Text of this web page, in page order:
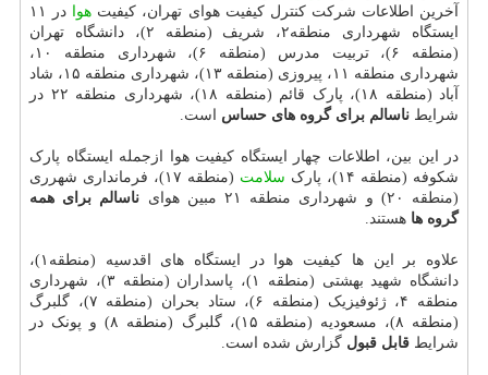
آخرین اطلاعات شرکت کنترل کیفیت هوای تهران، کیفیت هوا
در ۱۱
ایستگاه شهرداری منطقه۲، شریف (منطقه ۲)، دانشگاه تهران
(منطقه ۶)، تربیت مدرس (منطقه ۶)، شهرداری منطقه ۱۰،
شهرداری منطقه ۱۱، پیروزی (منطقه ۱۳)، شهرداری منطقه ۱۵، شاد
آباد (منطقه ۱۸)، پارک قائم (منطقه ۱۸)، شهرداری منطقه ۲۲ در
شرایط ناسالم برای گروه های حساس است.
در این بین، اطلاعات چهار ایستگاه کیفیت هوا ازجمله ایستگاه پارک
شکوفه (منطقه ۱۴)، پارک
سلامت
(منطقه ۱۷)، فرمانداری شهرری
(منطقه ۲۰) و شهرداری منطقه ۲۱ مبین هوای
ناسالم برای همه
گروه ها هستند.
علاوه بر این ها کیفیت هوا در ایستگاه های اقدسیه (منطقه۱)،
دانشگاه شهید بهشتی (منطقه ۱)، پاسداران (منطقه ۳)، شهرداری
منطقه ۴، ژئوفیزیک (منطقه ۶)، ستاد بحران (منطقه ۷)، گلبرگ
(منطقه ۸)، مسعودیه (منطقه ۱۵)، گلبرگ (منطقه ۸) و پونک در
شرایط قابل قبول گزارش شده است.